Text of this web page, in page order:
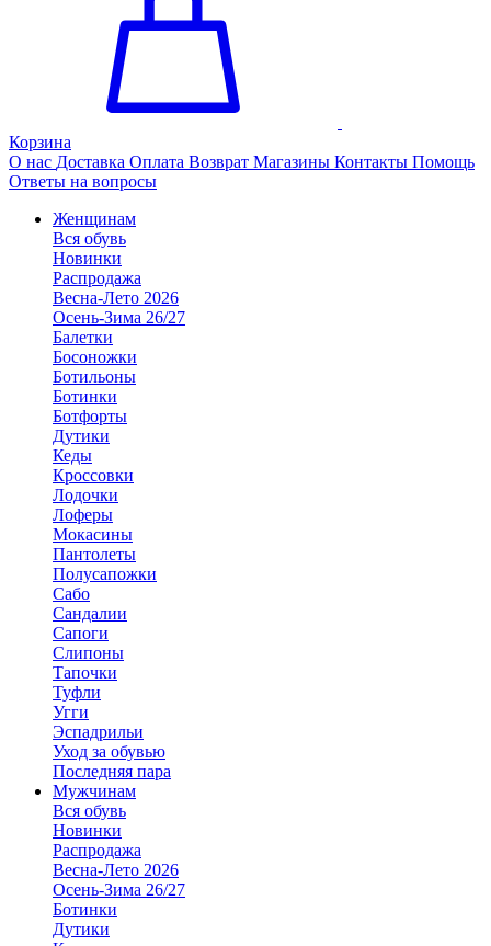
Корзина
О нас Доставка Оплата Возврат Магазины Контакты Помощь
Ответы на вопросы
Женщинам
Вся обувь
Новинки
Распродажа
Весна-Лето 2026
Осень-Зима 26/27
Балетки
Босоножки
Ботильоны
Ботинки
Ботфорты
Дутики
Кеды
Кроссовки
Лодочки
Лоферы
Мокасины
Пантолеты
Полусапожки
Сабо
Сандалии
Сапоги
Слипоны
Тапочки
Туфли
Угги
Эспадрильи
Уход за обувью
Последняя пара
Мужчинам
Вся обувь
Новинки
Распродажа
Весна-Лето 2026
Осень-Зима 26/27
Ботинки
Дутики